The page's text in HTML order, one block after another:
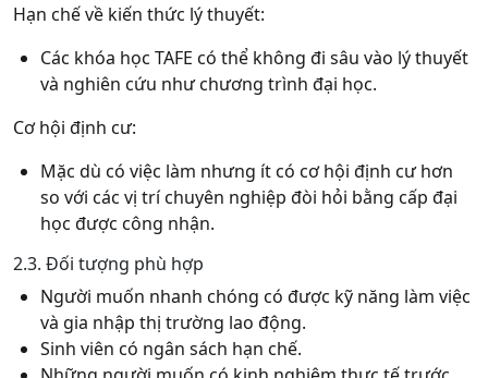
Hạn chế về kiến thức lý thuyết:
Các khóa học TAFE có thể không đi sâu vào lý thuyết
và nghiên cứu như chương trình đại học.
Cơ hội định cư:
Mặc dù có việc làm nhưng ít có cơ hội định cư hơn
so với các vị trí chuyên nghiệp đòi hỏi bằng cấp đại
học được công nhận.
2.3. Đối tượng phù hợp
Người muốn nhanh chóng có được kỹ năng làm việc
và gia nhập thị trường lao động.
Sinh viên có ngân sách hạn chế.